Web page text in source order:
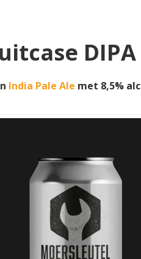
DIPA
India Pale Ale met 8,5%